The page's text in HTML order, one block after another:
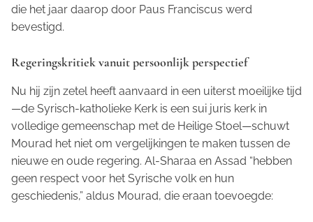
die het jaar daarop door Paus Franciscus werd
bevestigd.
Regeringskritiek vanuit persoonlijk perspectief
Nu hij zijn zetel heeft aanvaard in een uiterst moeilijke tijd
—de Syrisch-katholieke Kerk is een sui juris kerk in
volledige gemeenschap met de Heilige Stoel—schuwt
Mourad het niet om vergelijkingen te maken tussen de
nieuwe en oude regering. Al-Sharaa en Assad “hebben
geen respect voor het Syrische volk en hun
geschiedenis,” aldus Mourad, die eraan toevoegde: